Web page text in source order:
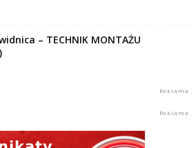
– TECHNIK MONTAŻU